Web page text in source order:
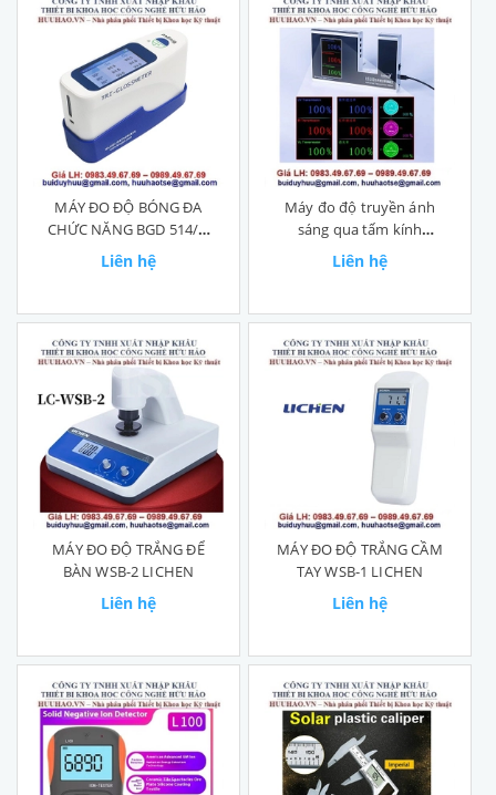
MÁY ĐO ĐỘ BÓNG ĐA
CHỨC NĂNG BGD 514/1,
BGD 514/3
Liên hệ
Máy đo độ truyền ánh
sáng qua tấm kính
Linshang LS183
Liên hệ
MÁY ĐO ĐỘ TRẮNG ĐỂ
BÀN WSB-2 LICHEN
Liên hệ
MÁY ĐO ĐỘ TRẮNG CẦM
TAY WSB-1 LICHEN
Liên hệ